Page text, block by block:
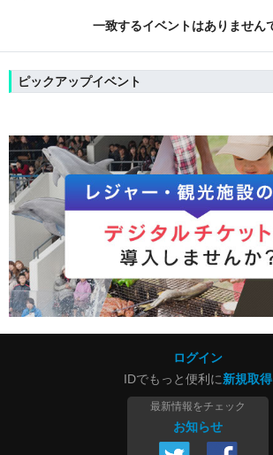
一致するイベントはありません
ピックアップイベント
ログイン
IDでもっと便利に新規取得
最新情報をチェック
お知らせ